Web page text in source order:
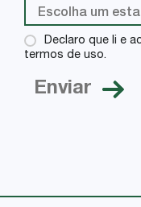
Declaro que li e
termos de uso.